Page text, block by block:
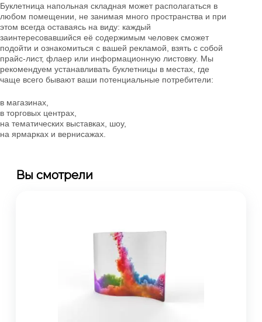
Буклетница напольная складная может располагаться в
любом помещении, не занимая много пространства и при
этом всегда оставаясь на виду: каждый
заинтересовавшийся её содержимым человек сможет
подойти и ознакомиться с вашей рекламой, взять с собой
прайс-лист, флаер или информационную листовку. Мы
рекомендуем устанавливать буклетницы в местах, где
чаще всего бывают ваши потенциальные потребители:
в магазинах,
в торговых центрах,
на тематических выставках, шоу,
на ярмарках и вернисажах.
Вы смотрели